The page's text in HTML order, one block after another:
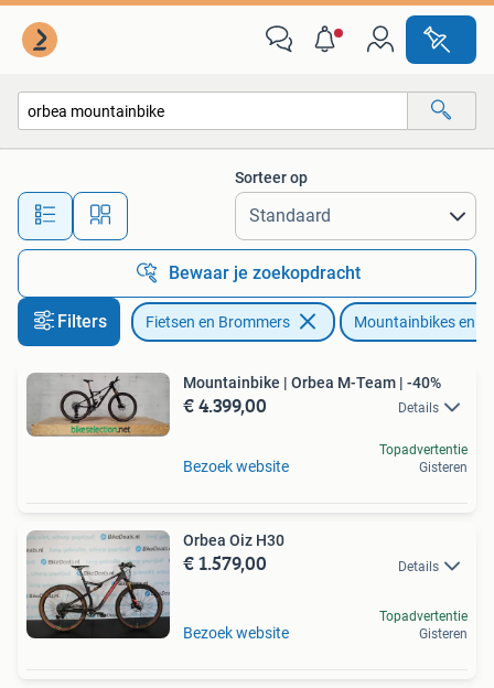
Alle afstanden…
Sorteer op
Bewaar je zoekopdracht
Filters Fietsen en Brommers Mountainbikes en
Mountainbike | Orbea M-Team | -40%
€ 4.399,00 Details
Bezoek website
Topadvertentie
Gisteren
Orbea Oiz H30
€ 1.579,00 Details
Bezoek website
Topadvertentie
Gisteren